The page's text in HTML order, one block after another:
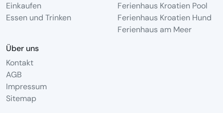
Einkaufen
Essen und Trinken
Ferienhaus Kroatien Pool
Ferienhaus Kroatien Hund
Ferienhaus am Meer
Über uns
Kontakt
AGB
Impressum
Sitemap